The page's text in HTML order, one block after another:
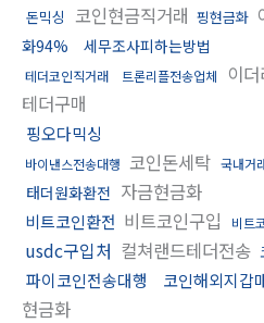
돈믹싱 코인현금직거래 핑현금화
화94%
세무조사피하는방법
테더코인직거래 트론리플전송업체 이
테더구매
핑오다믹싱
바이낸스전송대행 코인돈세탁 국내거
태더원화환전 자금현금화
비트코인환전 비트코인구입 비트
usdc구입처 컬쳐랜드테더전송
파이코인전송대행 코인해외지갑
현금화